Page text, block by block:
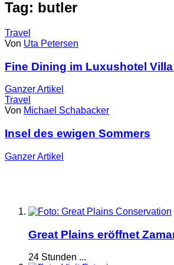
Tag: butler
Travel
Von Uta Petersen
Fine Dining im Luxushotel
GanzerArtikel
Travel
Von Michael Schabacker
Insel des ewigen Sommers
GanzerArtikel
Great Plains eröffnet
24 Stunden ...